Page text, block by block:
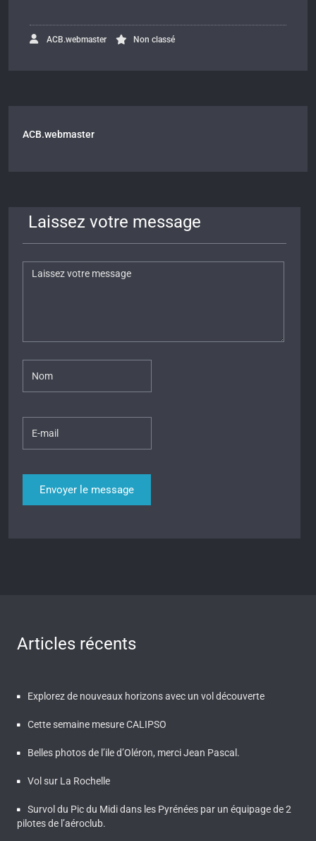
ACB.webmaster Non classé
ACB.webmaster
Laissez votre message
Articles récents
Explorez de nouveaux horizons avec un vol découverte
Cette semaine mesure CALIPSO
Belles photos de l’ile d’Oléron, merci Jean Pascal.
Vol sur La Rochelle
Survol du Pic du Midi dans les Pyrénées par un équipage de 2
pilotes de l’aéroclub.